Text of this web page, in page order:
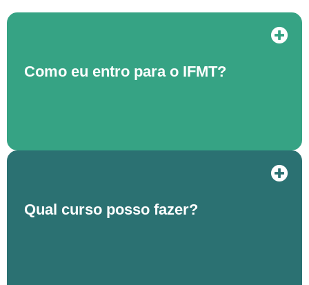
Como eu entro para o IFMT?
Qual curso posso fazer?